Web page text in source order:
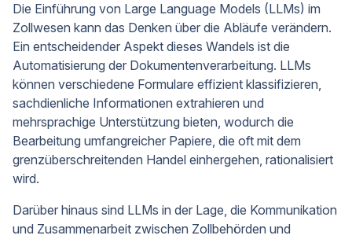
Die Einführung von Large Language Models (LLMs) im
Zollwesen kann das Denken über die Abläufe verändern.
Ein entscheidender Aspekt dieses Wandels ist die
Automatisierung der Dokumentenverarbeitung. LLMs
können verschiedene Formulare effizient klassifizieren,
sachdienliche Informationen extrahieren und
mehrsprachige Unterstützung bieten, wodurch die
Bearbeitung umfangreicher Papiere, die oft mit dem
grenzüberschreitenden Handel einhergehen, rationalisiert
wird.
Darüber hinaus sind LLMs in der Lage, die Kommunikation
und Zusammenarbeit zwischen Zollbehörden und